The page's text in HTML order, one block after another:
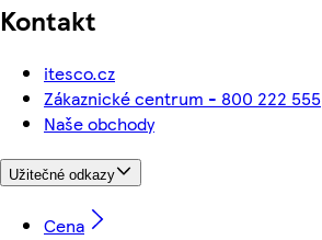
Kontakt
itesco.cz
Zákaznické centrum - 800 222 555
Naše obchody
Užitečné odkazy
Cena